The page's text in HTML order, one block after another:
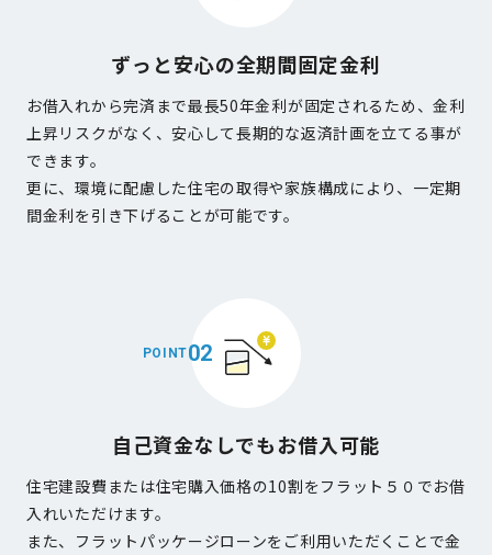
ずっと安心の全期間固定金利
お借入れから完済まで最長50年金利が固定されるため、金利
上昇リスクがなく、安心して長期的な返済計画を立てる事が
できます。
更に、環境に配慮した住宅の取得や家族構成により、一定期
間金利を引き下げることが可能です。
POINT02
自己資金なしでもお借入可能
住宅建設費または住宅購入価格の10割をフラット５０でお借
入れいただけます。
また、フラットパッケージローンをご利用いただくことで金